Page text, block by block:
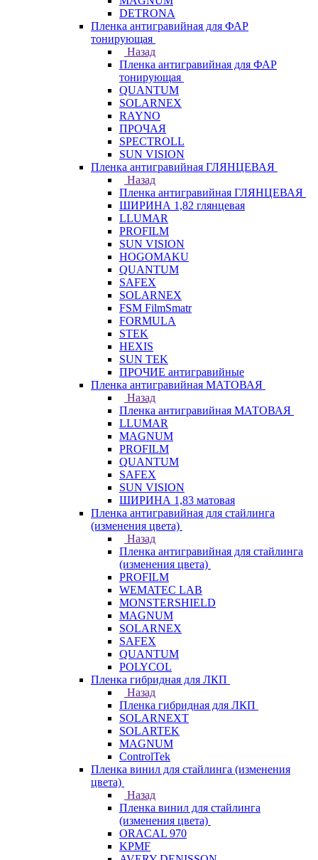
DETRONA
Пленка антигравийная для ФАР
тонирующая
Назад
Пленка антигравийная для ФАР
тонирующая
QUANTUM
SOLARNEX
RAYNO
ПРОЧАЯ
SPECTROLL
SUN VISION
Пленка антигравийная ГЛЯНЦЕВАЯ
Назад
Пленка антигравийная ГЛЯНЦЕВАЯ
ШИРИНА 1,82 глянцевая
LLUMAR
PROFILM
SUN VISION
HOGOMAKU
QUANTUM
SAFEX
SOLARNEX
FSM FilmSmatr
FORMULA
STEK
HEXIS
SUN TEK
ПРОЧИЕ антигравийные
Пленка антигравийная МАТОВАЯ
Назад
Пленка антигравийная МАТОВАЯ
LLUMAR
MAGNUM
PROFILM
QUANTUM
SAFEX
SUN VISION
ШИРИНА 1,83 матовая
Пленка антигравийная для стайлинга
(изменения цвета)
Назад
Пленка антигравийная для стайлинга
(изменения цвета)
PROFILM
WEMATEC LAB
MONSTERSHIELD
MAGNUM
SOLARNEX
SAFEX
QUANTUM
POLYCOL
Пленка гибридная для ЛКП
Назад
Пленка гибридная для ЛКП
SOLARNEXT
SOLARTEK
MAGNUM
ControlTek
Пленка винил для стайлинга (изменения
цвета)
Назад
Пленка винил для стайлинга
(изменения цвета)
ORACAL 970
KPMF